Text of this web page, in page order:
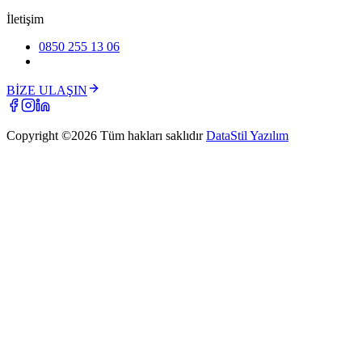
İletişim
0850 255 13 06
BİZE ULAŞIN
Copyright ©2026 Tüm hakları saklıdır DataStil Yazılım